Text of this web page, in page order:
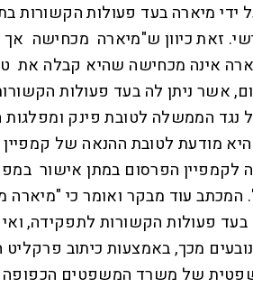
ידי מיארה בעד פעולות הקשורות
זאת כיוון ש"מיארה מכחישה
אינה מכחישה שהיא קבלה את
אשר ניתן לה בעד פעולות
הממשלה לטובת פינק ומפלגות
מודעת לטובת ההנאה של קמפיין
לקמפיין הפרסום במתן אישור
עוד מבקר ואומר כי
פעולות הקשורות לתפקידה,
מכך, באמצעות כיתוב פרקליט
של משרד המשפטים הכפופה